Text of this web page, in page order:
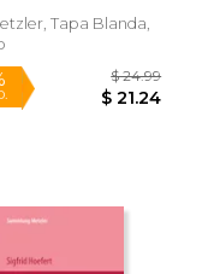
Tapa Blanda,